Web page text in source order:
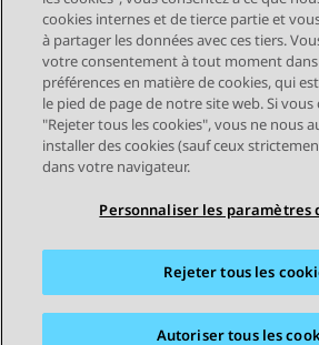
Navigation par sujet
Sujet précédent
STAY CONNECTED
Conditions d'utilisation
cookies internes et de tierce partie et
à partager les données avec ces tiers.
votre consentement à tout moment dans
préférences en matière de cookies, qui
le pied de page de notre site web. Si vous
"Rejeter tous les cookies", vous ne nous
installer des cookies (sauf ceux
dans votre navigateur.
Personnaliser les paramètres
Rejeter tous les
Autoriser tous les